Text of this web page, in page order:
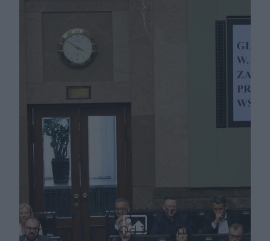
Koniec z niekompetentnymi
orzecznikami? Od 14 sierpnia